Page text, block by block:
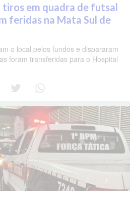
em quadra de futsal
feridas na Mata Sul de
o local pelos fundos e dispararam
foram transferidas para o Hospital